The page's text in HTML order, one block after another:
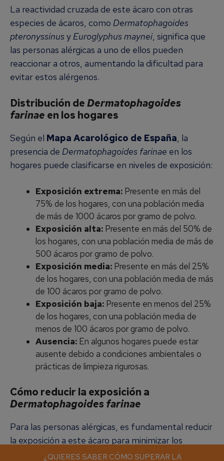
¿QUIERES SABER CÓMO SUPERAR LA
¿QUIERES SABER CÓMO SUPERAR LA
¿QUIERES SABER CÓMO SUPERAR LA
La reactividad cruzada de este ácaro con otras
especies de ácaros, como Dermatophagoides
pteronyssinusyEuroglyphus maynei, significa que
las personas alérgicas a uno de ellos pueden
reaccionar a otros, aumentando la dificultad para
evitar estos alérgenos.
Distribución deDermatophagoides
farinae en los hogares
Según el Mapa Acarológico de España, la
presencia de Dermatophagoides farinae en los
hogares puede clasificarse en niveles de exposición:
Exposición extrema: Presente en más del
75% de los hogares, con una población media
de más de 1000 ácaros por gramo de polvo.
Exposición alta: Presente en más del 50% de
los hogares, con una población media de más de
500 ácaros por gramo de polvo.
Exposición media: Presente en más del 25%
de los hogares, con una población media de más
de 100 ácaros por gramo de polvo.
Exposición baja: Presente en menos del 25%
de los hogares, con una población media de
menos de 100 ácaros por gramo de polvo.
Ausencia: En algunos hogares puede estar
ausente debido a condiciones ambientales o
prácticas de limpieza rigurosas.
Cómo reducir la exposición a
Dermatophagoides farinae
Para las personas alérgicas, es fundamental reducir
la exposición a este ácaro para minimizar los
síntomas. Algunas medidas recomendadas incluyen:
¿QUIERES SABER CÓMO SUPERAR LA
¿QUIERES SABER CÓMO SUPERAR LA
¿QUIERES SABER CÓMO SUPERAR LA
¿QUIERES SABER CÓMO SUPERAR LA
¿QUIERES SABER CÓMO SUPERAR LA
¿QUIERES SABER CÓMO SUPERAR LA
¿QUIERES SABER CÓMO SUPERAR LA
¿QUIERES SABER CÓMO SUPERAR LA